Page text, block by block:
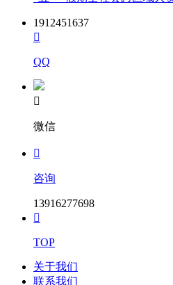
1912451637

QQ

微信

咨询
13916277698

TOP
关于我们
联系我们